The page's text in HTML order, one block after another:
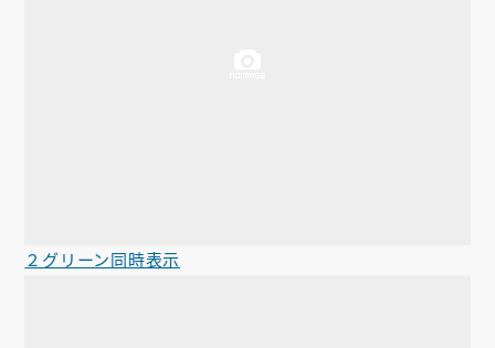
２グリーン同時表示